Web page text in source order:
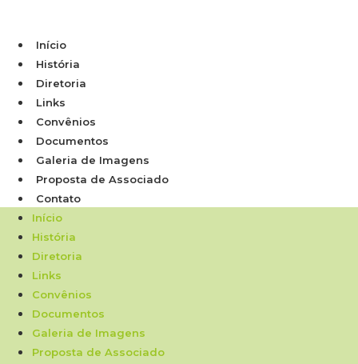
Início
História
Diretoria
Links
Convênios
Documentos
Galeria de Imagens
Proposta de Associado
Contato
Início
História
Diretoria
Links
Convênios
Documentos
Galeria de Imagens
Proposta de Associado